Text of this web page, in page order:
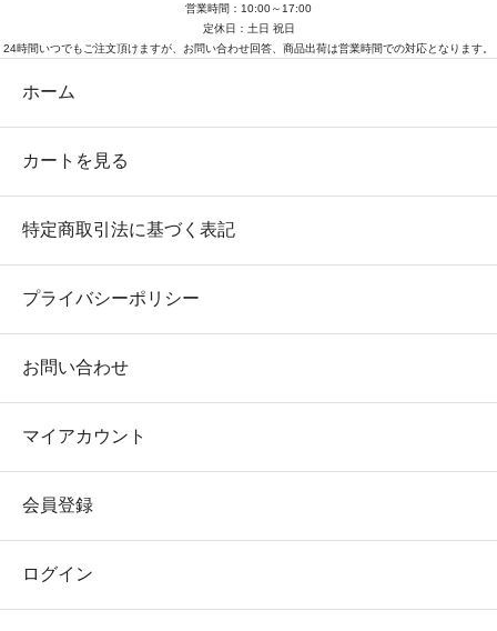
営業時間：10:00～17:00
定休日：土日 祝日
24時間いつでもご注文頂けますが、お問い合わせ回答、商品出荷は営業時間での対応となります。
ホーム
カートを見る
特定商取引法に基づく表記
プライバシーポリシー
お問い合わせ
マイアカウント
会員登録
ログイン